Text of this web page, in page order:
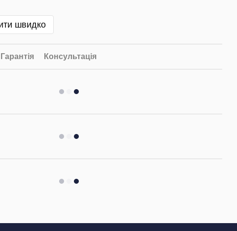
швидко
Гарантія Консультація